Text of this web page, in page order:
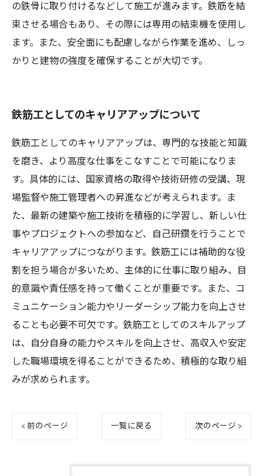
の鉄骨に取り付けるなどして施工が進みます。鉄筋を結
束させる場合もあり、その際には専用の結束機を使用し
ます。また、安全面にも配慮しながら作業を進め、しっ
かりと建物の強度を確保することが大切です。
鉄筋工としてのキャリアアップについて
鉄筋工としてのキャリアアップは、専門的な技能と知識
を磨き、より高度な仕事をこなすことで可能になりま
す。具体的には、国家資格の取得や技術研修の受講、現
場監督や施工管理者への昇進などが考えられます。ま
た、最新の建築や施工技術を積極的に学習し、新しい仕
事やプロジェクトへの参加など、自己研鑽を行うことで
キャリアアップにつながります。鉄筋工には補助的な役
割を担う場合が多いため、主体的に仕事に取り組み、目
的意識や責任感を持って働くことが重要です。また、コ
ミュニケーション能力やリーダーシップ能力を向上させ
ることも必要不可欠です。鉄筋工としてのスキルアップ
は、自分自身の能力やスキルを向上させ、高収入や安定
した職場環境を得ることができるため、積極的な取り組
みが求められます。
< 前のページ 一覧に戻る 次のページ >